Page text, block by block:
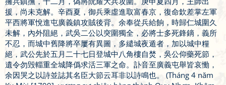
援，尚未克解。辛酉夏，御兵乘虛進取富春京，復命欽差掌左軍
平西將軍悅進屯廣義鎮攻賊後背。余奉從兵給餉，時歸仁城圍久
未解，內外阻絕，武吳二公以突圍獨全，必將士多死鋒鏑，義所
不忍，而城中舊降將卒屢有異圖，多繾城夜遁者，加以城中糧
絕，武公先於五月二十七日登城中八角樓自焚，吳公仰藥死節，
遺令勿毁輜重全城降僞求活三軍之命。訃音至廣義屯舉皆哀慟，
余因哭之以詩並誌其名臣大節云耳非以詩鳴也。 (Tháng 4 năm